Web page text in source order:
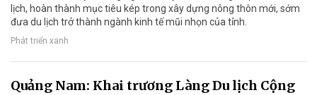
lịch, hoàn thành mục tiêu kép trong xây dựng nông thôn mới, sớm
đưa du lịch trở thành ngành kinh tế mũi nhọn của tỉnh.
Phát triển xanh
Quảng Nam: Khai trương Làng Du lịch Cộng